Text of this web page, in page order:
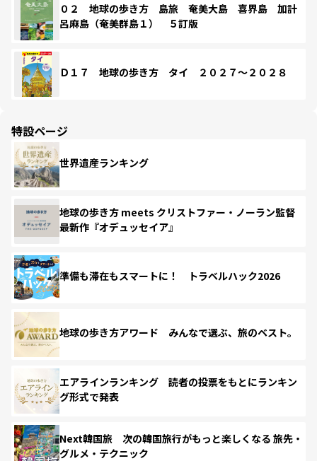
０２ 地球の歩き方 島旅 奄美大島 喜界島 加計
呂麻島（奄美群島１） ５訂版
Ｄ１７ 地球の歩き方 タイ ２０２７～２０２８
特設ページ
世界遺産ランキング
地球の歩き方 meets クリストファー・ノーラン監督
最新作『オデュッセイア』
準備も滞在もスマートに！ トラベルハック2026
地球の歩き方アワード みんなで選ぶ、旅のベスト。
エアラインランキング 読者の投票をもとにランキン
グ形式で発表
Next韓国旅 次の韓国旅行がもっと楽しくなる 旅先・
グルメ・テクニック